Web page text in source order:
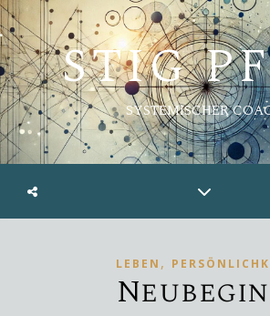
STIG
SYSTEMISCHER
LEBEN ,